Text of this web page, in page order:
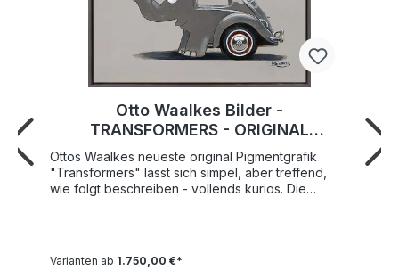
Otto Waalkes Bilder -
TRANSFORMERS - ORIGINAL
PIGMENTGRAFIK AUF LEINWAND
Ottos Waalkes neueste original Pigmentgrafik
"Transformers" lässt sich simpel, aber treffend,
wie folgt beschreiben - vollends kurios. Die
in satten Grautönen und in einem Motivmaß von
Varianten ab 1.750,00 €*